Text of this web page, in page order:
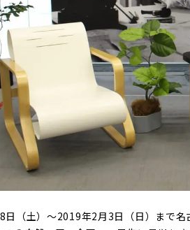
日（土）～2019年2月3日（日）まで名